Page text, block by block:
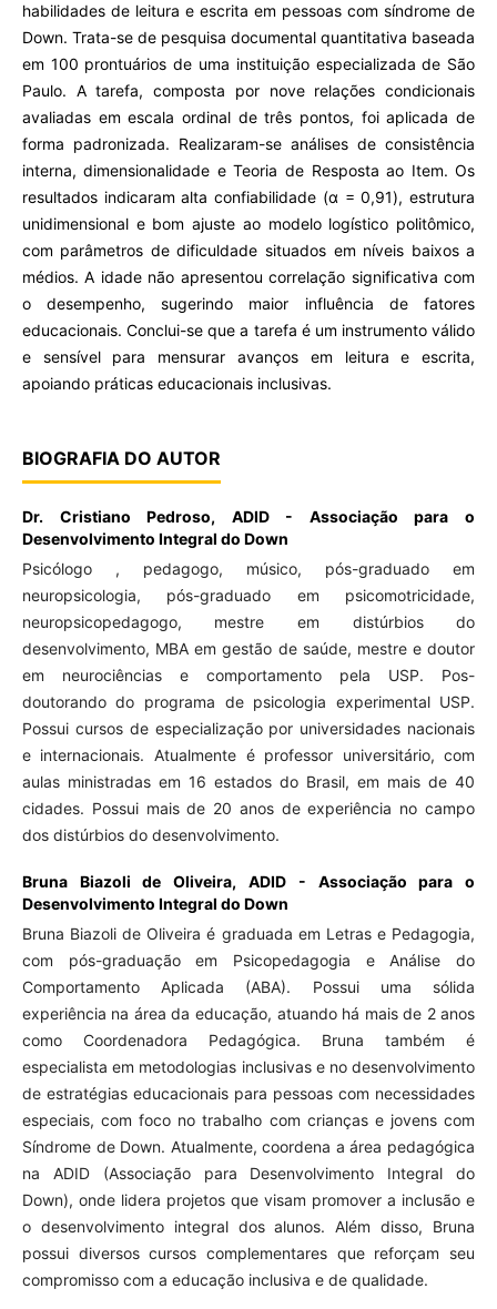
habilidades de leitura e escrita em pessoas com síndrome de
Down. Trata-se de pesquisa documental quantitativa baseada
em 100 prontuários de uma instituição especializada de São
Paulo. A tarefa, composta por nove relações condicionais
avaliadas em escala ordinal de três pontos, foi aplicada de
forma padronizada. Realizaram-se análises de consistência
interna, dimensionalidade e Teoria de Resposta ao Item. Os
resultados indicaram alta confiabilidade (α = 0,91), estrutura
unidimensional e bom ajuste ao modelo logístico politômico,
com parâmetros de dificuldade situados em níveis baixos a
médios. A idade não apresentou correlação significativa com
o desempenho, sugerindo maior influência de fatores
educacionais. Conclui-se que a tarefa é um instrumento válido
e sensível para mensurar avanços em leitura e escrita,
apoiando práticas educacionais inclusivas.
BIOGRAFIA DO AUTOR
Dr. Cristiano Pedroso, ADID - Associação para o
Desenvolvimento Integral do Down
Psicólogo , pedagogo, músico, pós-graduado em
neuropsicologia, pós-graduado em psicomotricidade,
neuropsicopedagogo, mestre em distúrbios do
desenvolvimento, MBA em gestão de saúde, mestre e doutor
em neurociências e comportamento pela USP. Pos-
doutorando do programa de psicologia experimental USP.
Possui cursos de especialização por universidades nacionais
e internacionais. Atualmente é professor universitário, com
aulas ministradas em 16 estados do Brasil, em mais de 40
cidades. Possui mais de 20 anos de experiência no campo
dos distúrbios do desenvolvimento.
Bruna Biazoli de Oliveira, ADID - Associação para o
Desenvolvimento Integral do Down
Bruna Biazoli de Oliveira é graduada em Letras e Pedagogia,
com pós-graduação em Psicopedagogia e Análise do
Comportamento Aplicada (ABA). Possui uma sólida
experiência na área da educação, atuando há mais de 2 anos
como Coordenadora Pedagógica. Bruna também é
especialista em metodologias inclusivas e no desenvolvimento
de estratégias educacionais para pessoas com necessidades
especiais, com foco no trabalho com crianças e jovens com
Síndrome de Down. Atualmente, coordena a área pedagógica
na ADID (Associação para Desenvolvimento Integral do
Down), onde lidera projetos que visam promover a inclusão e
o desenvolvimento integral dos alunos. Além disso, Bruna
possui diversos cursos complementares que reforçam seu
compromisso com a educação inclusiva e de qualidade.